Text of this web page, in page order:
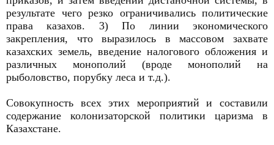
результате чего резко ограничивались политические
права казахов. 3) По линии экономического
закрепления, что выразилось в массовом захвате
казахских земель, введение налогового обложения и
различных монополий (вроде монополий на
рыболовство, порубку леса и т.д.).
Совокупность всех этих мероприятий и составили
содержание колонизаторской политики царизма в
Казахстане.